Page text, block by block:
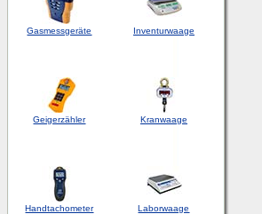
Gasmessgeräte Inventurwaage
Geigerzähler Kranwaage
Handtachometer Laborwaage